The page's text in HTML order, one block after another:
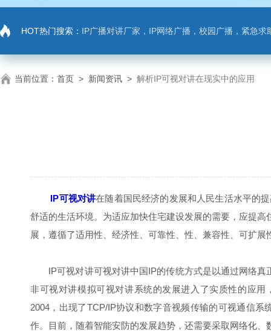
HOT热门搜索： IP广播对讲厂家，IP网络广播，校园广播，紧急求助，IP广播对讲系
当前位置： 首页 > 新闻资讯 > 解析IP可视对讲在现实中的应用
IP可视对讲在随着国民经济的发展和人民生活水平的
舒适的生活环境。为适应加快住宅建设发展的需要，应提
展，遵循了适用性、经济性、可靠性、性、兼容性、可扩
IP可视对讲可视对讲中国IP的传统方式是以通过网络真
非可视对讲模拟可视对讲系统的发展进入了实质性的应
2004，出现了TCP/IP协议和数字音视频传输的可视通信
作。目前，随着智能安防的发展趋势，还需要采取网络化